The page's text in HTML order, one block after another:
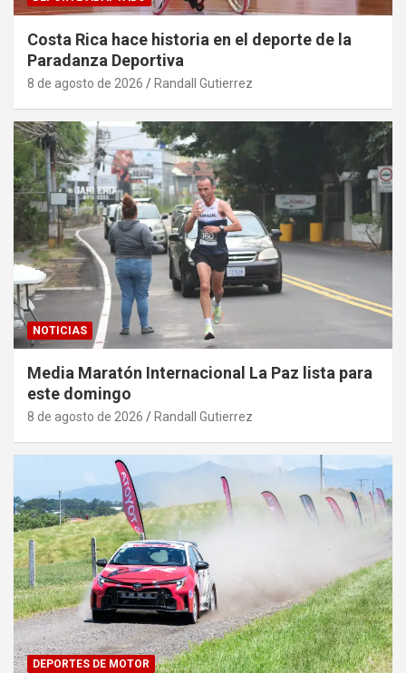
Costa Rica hace historia en el deporte de la
Paradanza Deportiva
8 de agosto de 2026 Randall Gutierrez
NOTICIAS
Media Maratón Internacional La Paz lista para
este domingo
8 de agosto de 2026 Randall Gutierrez
DEPORTES DE MOTOR